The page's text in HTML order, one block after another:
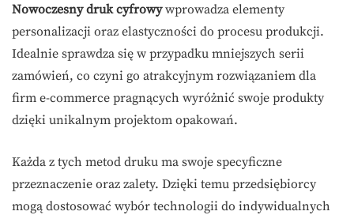
Nowoczesny druk cyfrowywprowadza elementy
personalizacji oraz elastyczności do procesu produkcji.
Idealnie sprawdza się w przypadku mniejszych serii
zamówień, co czyni go atrakcyjnym rozwiązaniem dla
firm e-commerce pragnących wyróżnić swoje produkty
dzięki unikalnym projektom opakowań.
Każda z tych metod druku ma swoje specyficzne
przeznaczenie oraz zalety. Dzięki temu przedsiębiorcy
mogą dostosować wybór technologii do indywidualnych